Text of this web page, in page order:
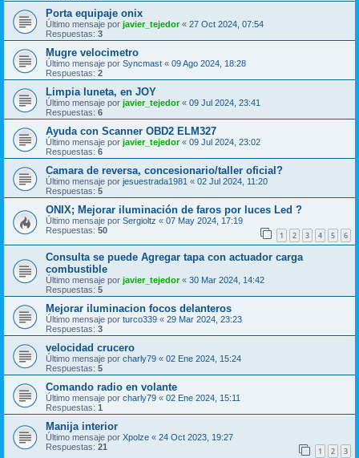
Porta equipaje onix
Último mensaje por javier_tejedor« 27 Oct 2024, 07:54
Respuestas: 3
Mugre velocimetro
Último mensaje por Syncmast « 09 Ago 2024, 18:28
Respuestas: 2
Limpia luneta, en JOY
Último mensaje por javier_tejedor« 09 Jul 2024, 23:41
Respuestas: 6
Ayuda con Scanner OBD2 ELM327
Último mensaje por javier_tejedor« 09 Jul 2024, 23:02
Respuestas: 6
Camara de reversa, concesionario/taller oficial?
Último mensaje por jesuestrada1981 « 02 Jul 2024, 11:20
Respuestas: 5
ONIX; Mejorar iluminación de faros por luces Led ?
Último mensaje por Sergioltz « 07 May 2024, 17:19
Respuestas: 50 1 2 3 4 5 6
Consulta se puede Agregar tapa con actuador carga
combustible
Último mensaje por javier_tejedor« 30 Mar 2024, 14:42
Respuestas: 5
Mejorar iluminacion focos delanteros
Último mensaje por turco339 « 29 Mar 2024, 23:23
Respuestas: 3
velocidad crucero
Último mensaje por charly79 « 02 Ene 2024, 15:24
Respuestas: 5
Comando radio en volante
Último mensaje por charly79 « 02 Ene 2024, 15:11
Respuestas: 1
Manija interior
Último mensaje por Xpolze « 24 Oct 2023, 19:27
Respuestas: 21 1 2 3